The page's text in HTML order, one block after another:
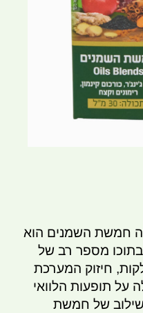
חמשת השמנים הוא
בתוכו מספר רב של
חיזוק המערכת
על תופעות הלוואי
של חמשת